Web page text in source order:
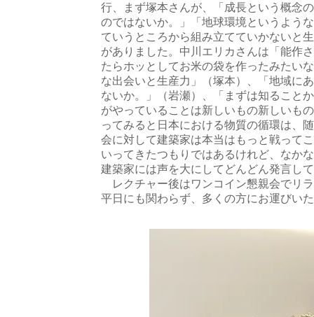
行、まず塚本さんが、「成長という概念
のではないか。」「地球環境というよう
ていうところから組み立てていかないと
がありました。中川エリカさんは「能作
たらホッとしてお米の袋を作ったみたい
な出会いと生産力」（塚本）、「地域に
ないか。」（岩瀬）、「まずは知ること
がやっていることは新しいもの新しいも
ってみると日本における物質の循環は、
会に対して建築家は本当はもっと戦って
いってきたつもりではあるけれど、なか
建築家には声を大にしてどんどん発言し
レクチャー後はワンコイン懇親会でリ
平日にも関わらず、多くの方にお運びい